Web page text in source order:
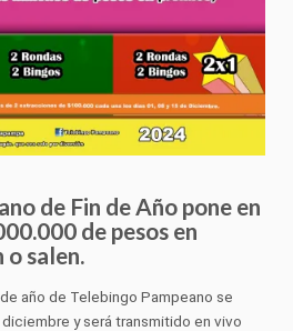
de Fin de Año pone en
de pesos en
o salen.
año de Telebingo Pampeano se
y será transmitido en vivo